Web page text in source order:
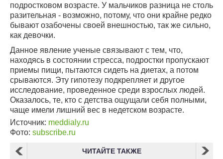
подростковом возрасте. У мальчиков разница не столь
разительная - возможно, потому, что они крайне редко
бывают озабочены своей внешностью, так же сильно,
как девочки.
Данное явление ученые связывают с тем, что,
находясь в состоянии стресса, подростки пропускают
приемы пищи, пытаются сидеть на диетах, а потом
срываются. Эту гипотезу подкрепляет и другое
исследование, проведенное среди взрослых людей.
Оказалось, те, кто с детства ощущали себя полными,
чаще имели лишний вес в недетском возрасте.
Источник: meddialy.ru
Фото: subscribe.ru
ЧИТАЙТЕ ТАКЖЕ